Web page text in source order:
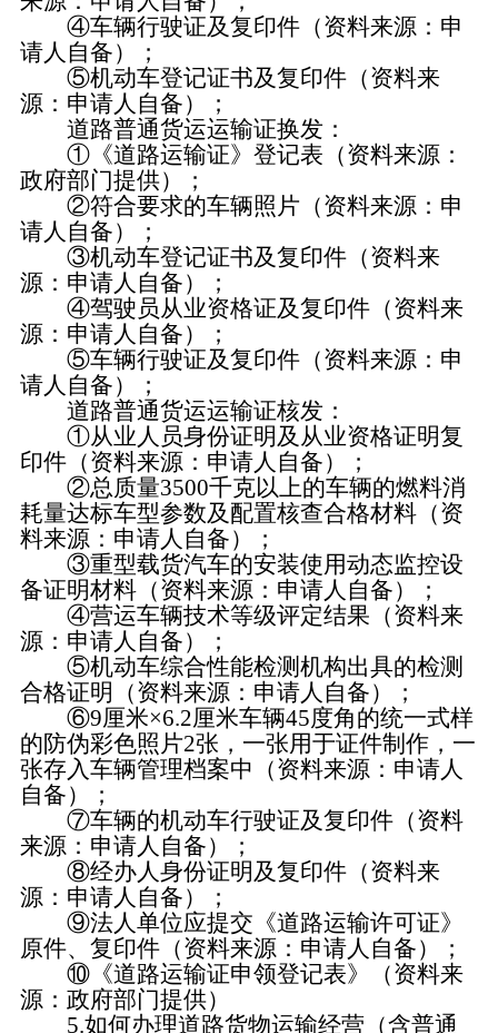
④车辆行驶证及复印件（资料来源：申
请人自备）；
⑤机动车登记证书及复印件（资料来
源：申请人自备）；
道路普通货运运输证换发：
①《道路运输证》登记表（资料来源：
政府部门提供）；
②符合要求的车辆照片（资料来源：申
请人自备）；
③机动车登记证书及复印件（资料来
源：申请人自备）；
④驾驶员从业资格证及复印件（资料来
源：申请人自备）；
⑤车辆行驶证及复印件（资料来源：申
请人自备）；
道路普通货运运输证核发：
①从业人员身份证明及从业资格证明复
印件（资料来源：申请人自备）；
②总质量3500千克以上的车辆的燃料消
耗量达标车型参数及配置核查合格材料（资
料来源：申请人自备）；
③重型载货汽车的安装使用动态监控设
备证明材料（资料来源：申请人自备）；
④营运车辆技术等级评定结果（资料来
源：申请人自备）；
⑤机动车综合性能检测机构出具的检测
合格证明（资料来源：申请人自备）；
⑥9厘米×6.2厘米车辆45度角的统一式样
的防伪彩色照片2张，一张用于证件制作，一
张存入车辆管理档案中（资料来源：申请人
自备）；
⑦车辆的机动车行驶证及复印件（资料
来源：申请人自备）；
⑧经办人身份证明及复印件（资料来
源：申请人自备）；
⑨法人单位应提交《道路运输许可证》
原件、复印件（资料来源：申请人自备）；
⑩《道路运输证申领登记表》（资料来
源：政府部门提供）
5.如何办理道路货物运输经营（含普通